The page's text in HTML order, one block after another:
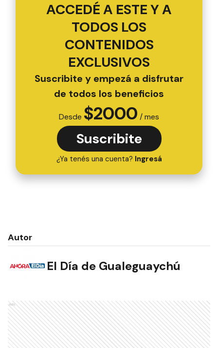
ACCEDÉ A ESTE Y A
TODOS LOS
CONTENIDOS
EXCLUSIVOS
Suscribite y empezá a disfrutar
de todos los beneficios
Desde $2000 / mes
Suscribite
¿Ya tenés una cuenta? Ingresá
Autor
El Día de Gualeguaychú
Ads